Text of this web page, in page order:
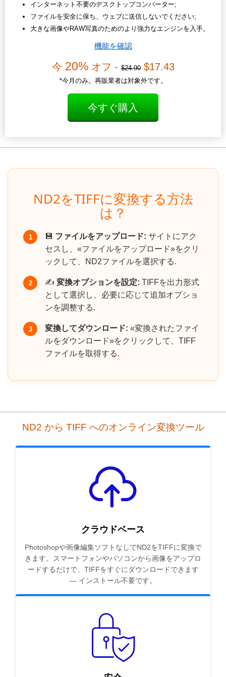
インターネット不要のデスクトップコンバーター;
ファイルを安全に保ち、ウェブに送信しないでください;
大きな画像やRAW写真のためのより強力なエンジンを入手。
機能を確認
今 20%オフ -$24.90$17.43
*今月のみ。再販業者は対象外です。
今すぐ購入
ND2をTIFFに変換する方法
は？
1 💾 ファイルをアップロード: サイトにアク
セスし、«ファイルをアップロード»をクリ
ックして、ND2ファイルを選択する.
2 ✍️ 変換オプションを設定: TIFFを出力形式
として選択し、必要に応じて追加オプショ
ンを調整する.
3 変換してダウンロード: «変換されたファイ
ルをダウンロード»をクリックして、TIFF
ファイルを取得する.
ND2 から TIFF へのオンライン変換ツール
クラウドベース
Photoshopや画像編集ソフトなしでND2をTIFFに変換で
きます。スマートフォンやパソコンから画像をアップロ
ードするだけで、TIFFをすぐにダウンロードできます
— インストール不要です。